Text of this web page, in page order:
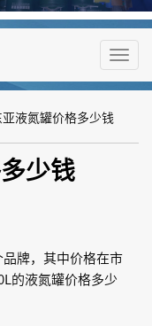
亚液氮罐价格多少钱
少钱
牌，其中价格在市
的液氮罐价格多少